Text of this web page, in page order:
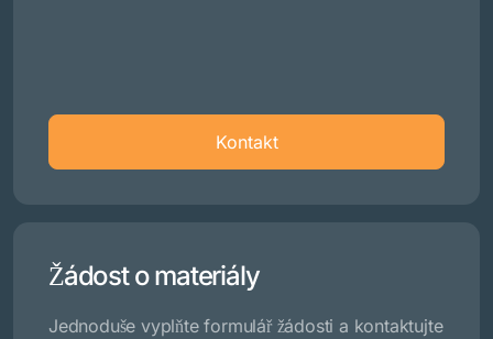
Kontakt
Žádost o materiály
Jednoduše vyplňte formulář žádosti a kontaktujte